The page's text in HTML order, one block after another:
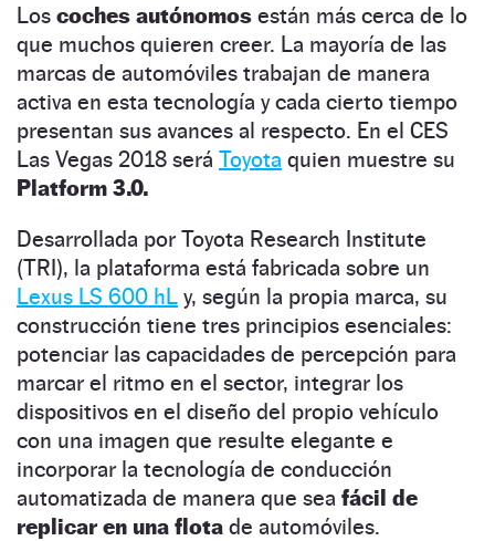
Los coches autónomos están más cerca de lo
que muchos quieren creer. La mayoría de las
marcas de automóviles trabajan de manera
activa en esta tecnología y cada cierto tiempo
presentan sus avances al respecto. En el CES
Las Vegas 2018 será Toyota quien muestre su
Platform 3.0.
Desarrollada por Toyota Research Institute
(TRI), la plataforma está fabricada sobre un
Lexus LS 600 hL y, según la propia marca, su
construcción tiene tres principios esenciales:
potenciar las capacidades de percepción para
marcar el ritmo en el sector, integrar los
dispositivos en el diseño del propio vehículo
con una imagen que resulte elegante e
incorporar la tecnología de conducción
automatizada de manera que sea fácil de
replicar en una flota de automóviles.